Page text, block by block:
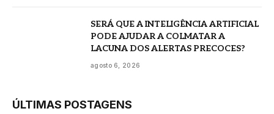
SERÁ QUE A INTELIGÊNCIA ARTIFICIAL
PODE AJUDAR A COLMATAR A
LACUNA DOS ALERTAS PRECOCES?
agosto 6, 2026
ÚLTIMAS POSTAGENS